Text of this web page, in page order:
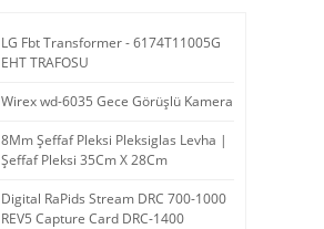
LG Fbt Transformer - 6174T11005G
EHT TRAFOSU
Wirex wd-6035 Gece Görüşlü Kamera
8Mm Şeffaf Pleksi Pleksiglas Levha |
Şeffaf Pleksi 35Cm X 28Cm
Digital RaPids Stream DRC 700-1000
REV5 Capture Card DRC-1400